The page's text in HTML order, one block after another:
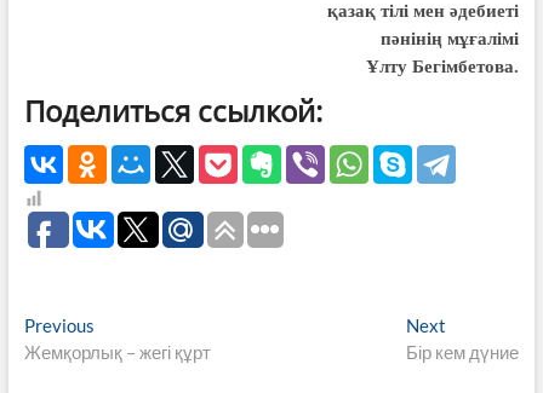
қазақ тілі мен әдебиеті
пәнінің мұғалімі
Ұлту Бегімбетова.
Поделиться ссылкой:
Навигация
по
PreviousPrevious
post:
Жемқорлық – жегі құрт
Next
post:
Бір кем дүние